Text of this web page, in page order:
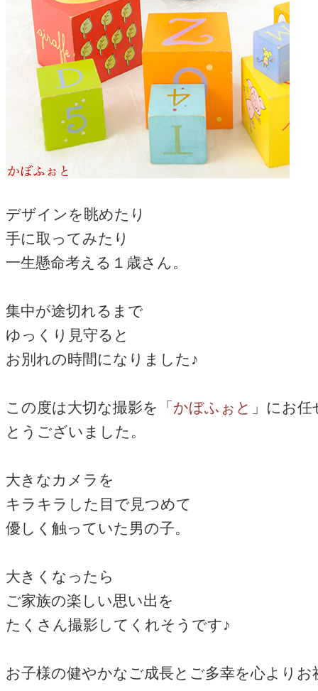
デザインを眺めたり
手に取ってみたり
一生懸命考える１歳さん。
集中が途切れるまで
ゆっくり見守ると
お別れの時間になりました♪
この度は大切な撮影を「 かぼふぉと 」にお
とうございました。
大きなカメラを
キラキラした目で見つめて
優しく触っていた男の子。
大きくなったら
ご家族の楽しい思い出を
たくさん撮影してくれそうです♪
お子様の健やかなご成長とご多幸を心よりお